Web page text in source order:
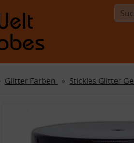
Glitter Farben Stickles Glitter